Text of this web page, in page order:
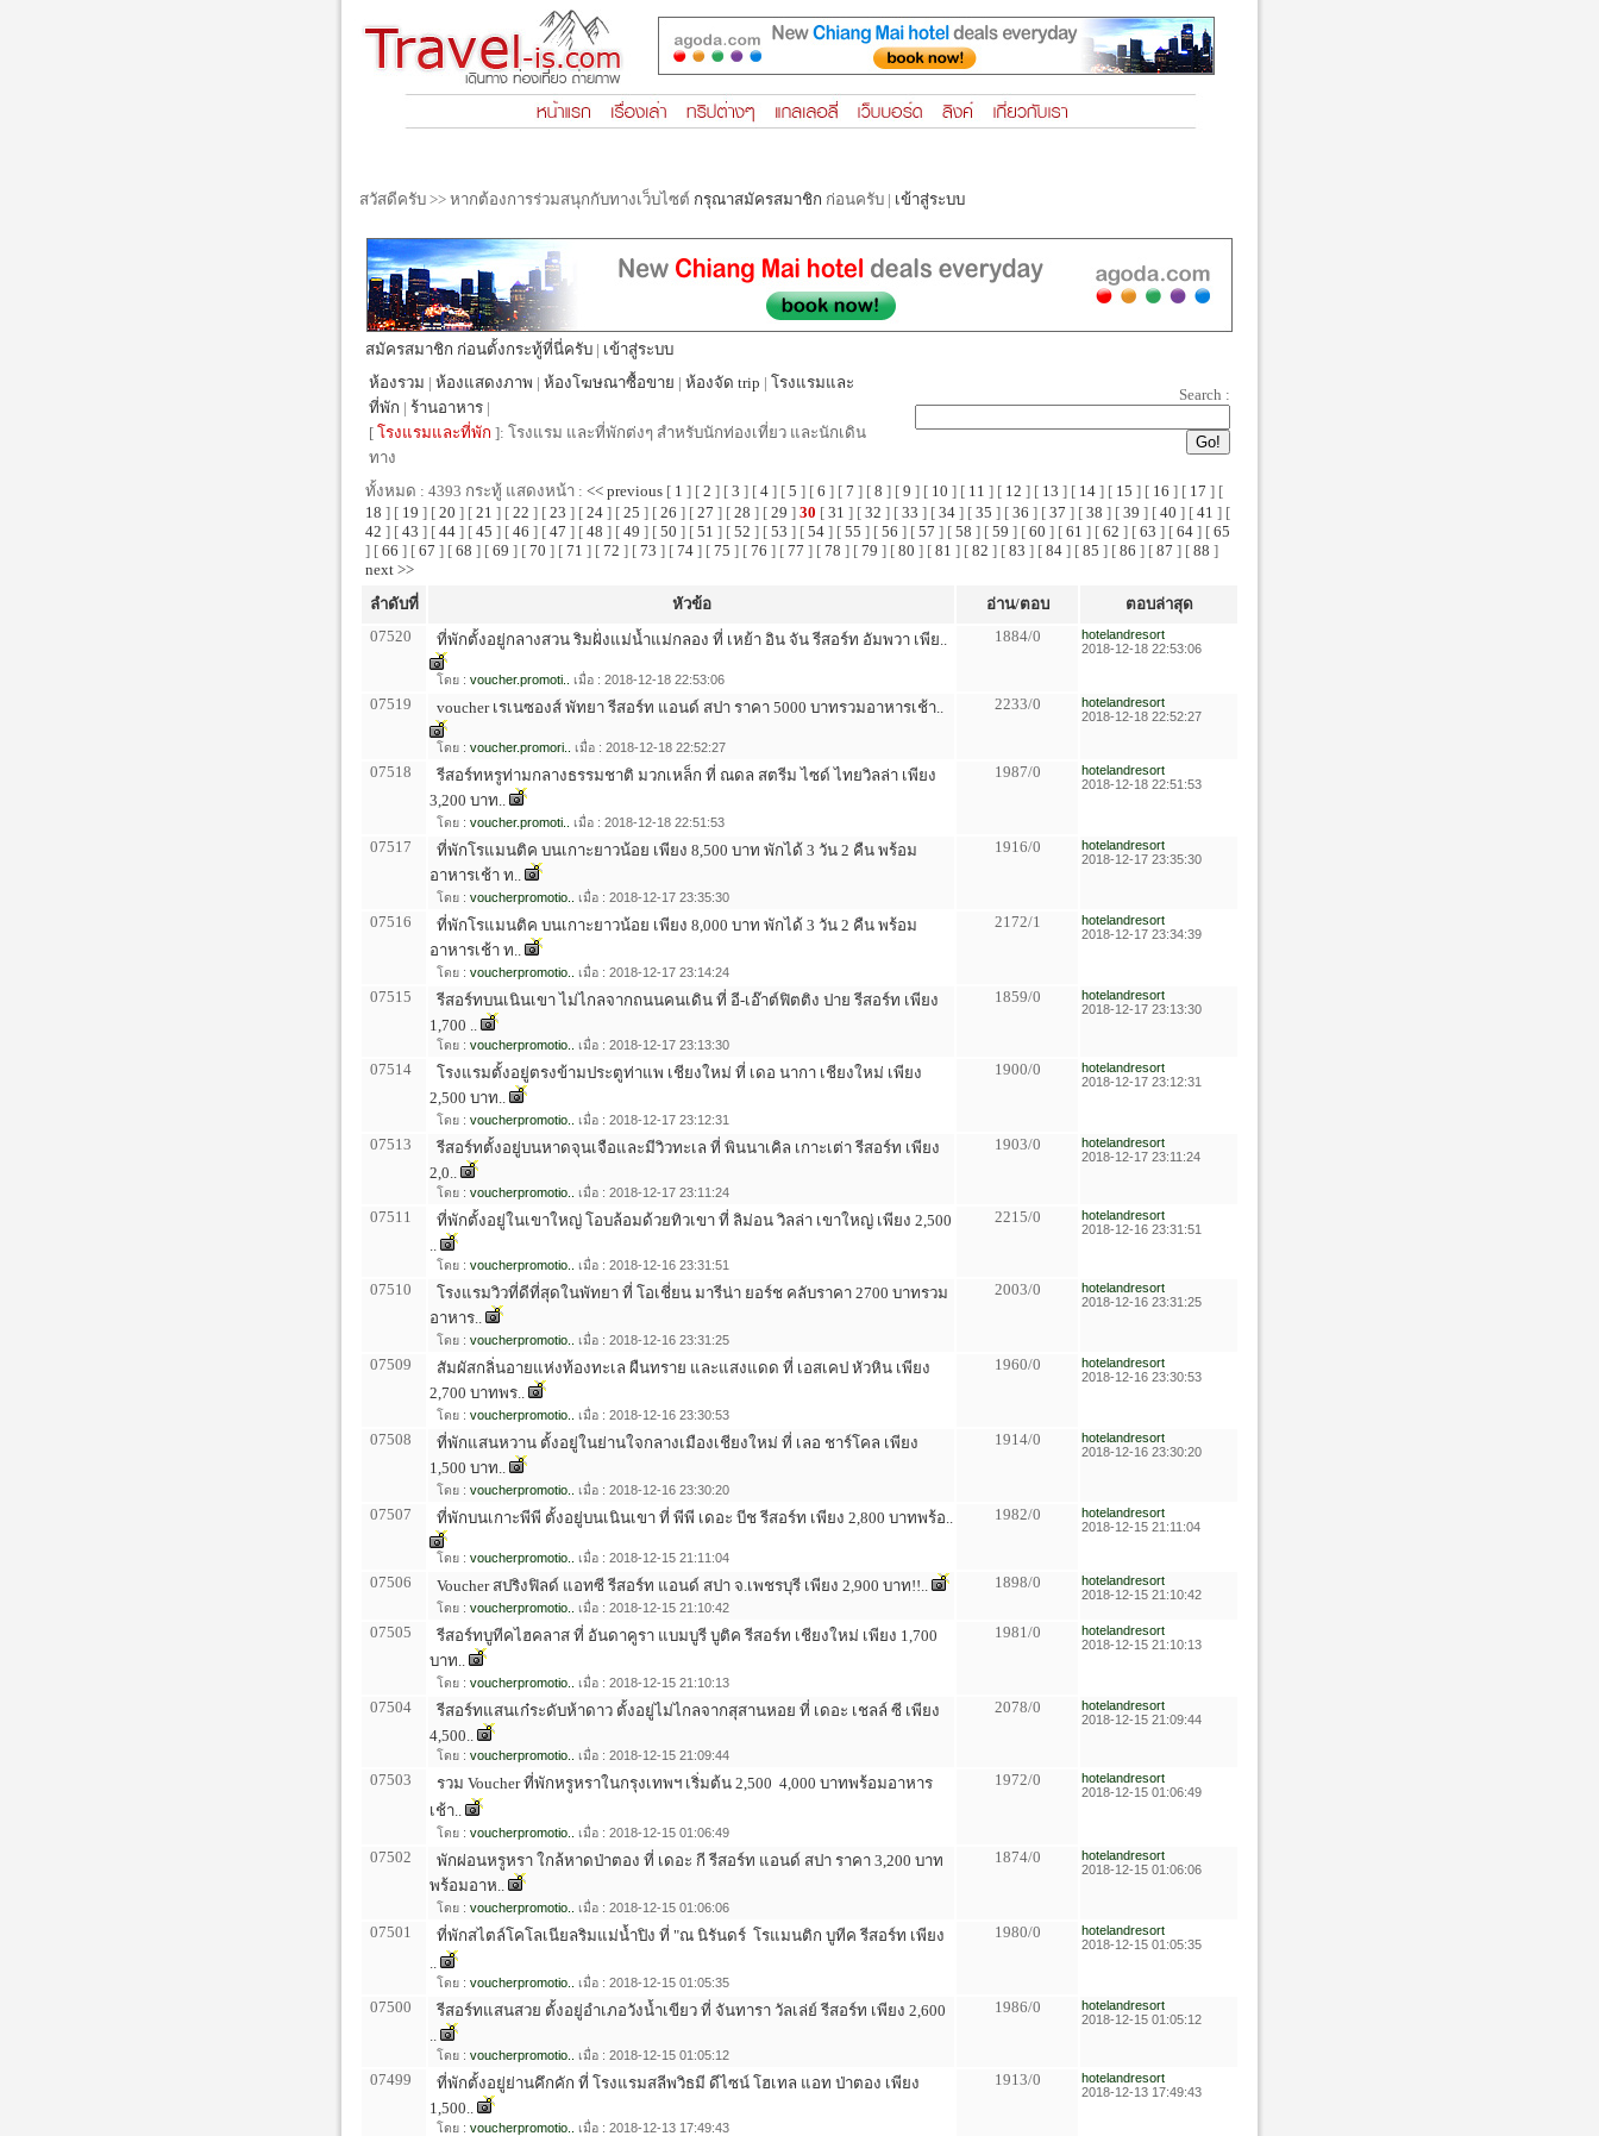
สวัสดีครับ >> หากต้องการร่วมสนุกกับทางเว็บไซต์ กรุณาสมัครสมาชิก ก่อนครับ | เข้าสู่ระบบ
สมัครสมาชิก ก่อนตั้งกระทู้ที่นี่ครับ | เข้าสู่ระบบ
ห้องรวม | ห้องแสดงภาพ | ห้องโฆษณาซื้อขาย | ห้องจัด trip | โรงแรมและ
ที่พัก | ร้านอาหาร |
[ โรงแรมและที่พัก ]: โรงแรม และที่พักต่งๆ สำหรับนักท่องเที่ยว และนักเดิน
ทาง
Search :
ทั้งหมด : 4393 กระทู้ แสดงหน้า : << previous [ 1 ] [ 2 ] [ 3 ] [ 4 ] [ 5 ] [ 6 ] [ 7 ] [ 8 ] [ 9 ] [ 10 ] [ 11 ] [ 12 ] [ 13 ] [ 14 ] [ 15 ] [ 16 ] [ 17 ] [
18 ] [ 19 ] [ 20 ] [ 21 ] [ 22 ] [ 23 ] [ 24 ] [ 25 ] [ 26 ] [ 27 ] [ 28 ] [ 29 ] 30 [ 31 ] [ 32 ] [ 33 ] [ 34 ] [ 35 ] [ 36 ] [ 37 ] [ 38 ] [ 39 ] [ 40 ] [ 41 ] [
42 ] [ 43 ] [ 44 ] [ 45 ] [ 46 ] [ 47 ] [ 48 ] [ 49 ] [ 50 ] [ 51 ] [ 52 ] [ 53 ] [ 54 ] [ 55 ] [ 56 ] [ 57 ] [ 58 ] [ 59 ] [ 60 ] [ 61 ] [ 62 ] [ 63 ] [ 64 ] [ 65
] [ 66 ] [ 67 ] [ 68 ] [ 69 ] [ 70 ] [ 71 ] [ 72 ] [ 73 ] [ 74 ] [ 75 ] [ 76 ] [ 77 ] [ 78 ] [ 79 ] [ 80 ] [ 81 ] [ 82 ] [ 83 ] [ 84 ] [ 85 ] [ 86 ] [ 87 ] [ 88 ]
next >>
ลำดับที่
หัวข้อ อ่าน/ตอบ
ตอบล่าสุด
07520
ที่พักตั้งอยู่กลางสวน ริมฝั่งแม่น้ำแม่กลอง ที่ เหย้า อิน จัน รีสอร์ท อัมพวา เพีย..
โดย : voucher.promoti.. เมื่อ : 2018-12-18 22:53:06
1884/0
hotelandresort
2018-12-18 22:53:06
07519 voucher เรเนซองส์ พัทยา รีสอร์ท แอนด์ สปา ราคา 5000 บาทรวมอาหารเช้า..
โดย : voucher.promori.. เมื่อ : 2018-12-18 22:52:27
2233/0
hotelandresort
2018-12-18 22:52:27
07518
รีสอร์ทหรูท่ามกลางธรรมชาติ มวกเหล็ก ที่ ณดล สตรีม ไซด์ ไทยวิลล่า เพียง
3,200 บาท..
โดย : voucher.promoti.. เมื่อ : 2018-12-18 22:51:53
1987/0
hotelandresort
2018-12-18 22:51:53
07517
ที่พักโรแมนติค บนเกาะยาวน้อย เพียง 8,500 บาท พักได้ 3 วัน 2 คืน พร้อม
อาหารเช้า ท..
โดย : voucherpromotio.. เมื่อ : 2018-12-17 23:35:30
1916/0
hotelandresort
2018-12-17 23:35:30
07516
ที่พักโรแมนติค บนเกาะยาวน้อย เพียง 8,000 บาท พักได้ 3 วัน 2 คืน พร้อม
อาหารเช้า ท..
โดย : voucherpromotio.. เมื่อ : 2018-12-17 23:14:24
2172/1
hotelandresort
2018-12-17 23:34:39
07515
รีสอร์ทบนเนินเขา ไม่ไกลจากถนนคนเดิน ที่ อี-เอ๊าต์ฟิตติง ปาย รีสอร์ท เพียง
1,700 ..
โดย : voucherpromotio.. เมื่อ : 2018-12-17 23:13:30
1859/0
hotelandresort
2018-12-17 23:13:30
07514
โรงแรมตั้งอยู่ตรงข้ามประตูท่าแพ เชียงใหม่ ที่ เดอ นากา เชียงใหม่ เพียง
2,500 บาท..
โดย : voucherpromotio.. เมื่อ : 2018-12-17 23:12:31
1900/0
hotelandresort
2018-12-17 23:12:31
07513
รีสอร์ทตั้งอยู่บนหาดจุนเจือและมีวิวทะเล ที่ พินนาเคิล เกาะเต่า รีสอร์ท เพียง
2,0..
โดย : voucherpromotio.. เมื่อ : 2018-12-17 23:11:24
1903/0
hotelandresort
2018-12-17 23:11:24
07511
ที่พักตั้งอยู่ในเขาใหญ่ โอบล้อมด้วยทิวเขา ที่ ลิม่อน วิลล่า เขาใหญ่ เพียง 2,500
..
โดย : voucherpromotio.. เมื่อ : 2018-12-16 23:31:51
2215/0
hotelandresort
2018-12-16 23:31:51
07510
โรงแรมวิวที่ดีที่สุดในพัทยา ที่ โอเชี่ยน มารีน่า ยอร์ช คลับราคา 2700 บาทรวม
อาหาร..
โดย : voucherpromotio.. เมื่อ : 2018-12-16 23:31:25
2003/0
hotelandresort
2018-12-16 23:31:25
07509
สัมผัสกลิ่นอายแห่งท้องทะเล ผืนทราย และแสงแดด ที่ เอสเคป หัวหิน เพียง
2,700 บาทพร..
โดย : voucherpromotio.. เมื่อ : 2018-12-16 23:30:53
1960/0
hotelandresort
2018-12-16 23:30:53
07508
ที่พักแสนหวาน ตั้งอยู่ในย่านใจกลางเมืองเชียงใหม่ ที่ เลอ ชาร์โคล เพียง
1,500 บาท..
โดย : voucherpromotio.. เมื่อ : 2018-12-16 23:30:20
1914/0
hotelandresort
2018-12-16 23:30:20
07507 ที่พักบนเกาะพีพี ตั้งอยู่บนเนินเขา ที่ พีพี เดอะ บีช รีสอร์ท เพียง 2,800 บาทพร้อ..
โดย : voucherpromotio.. เมื่อ : 2018-12-15 21:11:04
1982/0
hotelandresort
2018-12-15 21:11:04
07506 Voucher สปริงฟิลด์ แอทซี รีสอร์ท แอนด์ สปา จ.เพชรบุรี เพียง 2,900 บาท!!..
โดย : voucherpromotio.. เมื่อ : 2018-12-15 21:10:42
1898/0
hotelandresort
2018-12-15 21:10:42
07505
รีสอร์ทบูทีคไฮคลาส ที่ อันดาคูรา แบมบูรี บูติค รีสอร์ท เชียงใหม่ เพียง 1,700
บาท..
โดย : voucherpromotio.. เมื่อ : 2018-12-15 21:10:13
1981/0
hotelandresort
2018-12-15 21:10:13
07504
รีสอร์ทแสนเก๋ระดับห้าดาว ตั้งอยู่ไม่ไกลจากสุสานหอย ที่ เดอะ เชลล์ ซี เพียง
4,500..
โดย : voucherpromotio.. เมื่อ : 2018-12-15 21:09:44
2078/0
hotelandresort
2018-12-15 21:09:44
07503
รวม Voucher ที่พักหรูหราในกรุงเทพฯ เริ่มต้น 2,500  4,000 บาทพร้อมอาหาร
เช้า..
โดย : voucherpromotio.. เมื่อ : 2018-12-15 01:06:49
1972/0
hotelandresort
2018-12-15 01:06:49
07502
พักผ่อนหรูหรา ใกล้หาดป่าตอง ที่ เดอะ กี รีสอร์ท แอนด์ สปา ราคา 3,200 บาท
พร้อมอาห..
โดย : voucherpromotio.. เมื่อ : 2018-12-15 01:06:06
1874/0
hotelandresort
2018-12-15 01:06:06
07501
ที่พักสไตล์โคโลเนียลริมแม่น้ำปิง ที่ "ณ นิรันดร์  โรแมนติก บูทีค รีสอร์ท เพียง
..
โดย : voucherpromotio.. เมื่อ : 2018-12-15 01:05:35
1980/0
hotelandresort
2018-12-15 01:05:35
07500
รีสอร์ทแสนสวย ตั้งอยู่อำเภอวังน้ำเขียว ที่ จันทารา วัลเล่ย์ รีสอร์ท เพียง 2,600
..
โดย : voucherpromotio.. เมื่อ : 2018-12-15 01:05:12
1986/0
hotelandresort
2018-12-15 01:05:12
07499
ที่พักตั้งอยู่ย่านคึกคัก ที่ โรงแรมสลีพวิธมี ดีไซน์ โฮเทล แอท ป่าตอง เพียง
1,500..
โดย : voucherpromotio.. เมื่อ : 2018-12-13 17:49:43
1913/0
hotelandresort
2018-12-13 17:49:43